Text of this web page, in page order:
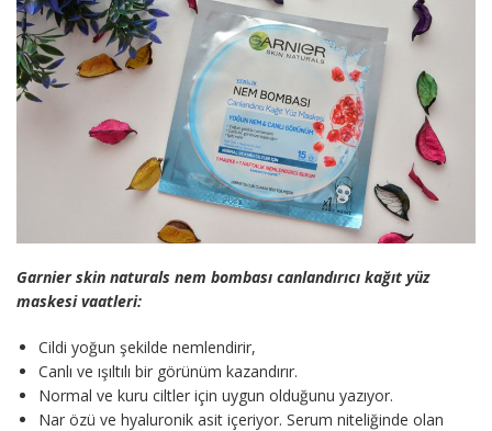
Garnier skin naturals nem bombası canlandırıcı kağıt yüz
maskesi vaatleri:
Cildi yoğun şekilde nemlendirir,
Canlı ve ışıltılı bir görünüm kazandırır.
Normal ve kuru ciltler için uygun olduğunu yazıyor.
Nar özü ve hyaluronik asit içeriyor. Serum niteliğinde olan